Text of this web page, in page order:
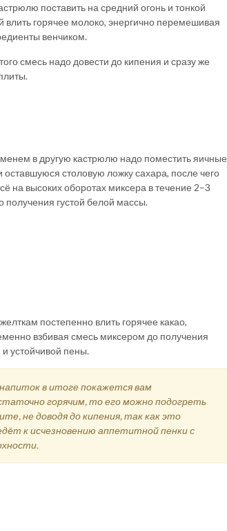
поставить на средний огонь и тонкой
влить горячее молоко, энергично перемешивая
венчиком.
смесь надо довести до кипения и сразу же
в другую кастрюлю надо поместить яичные
оставшуюся столовую ложку сахара, после чего
на высоких оборотах миксера в течение 2–3
получения густой белой массы.
постепенно влить горячее какао,
взбивая смесь миксером до получения
устойчивой пены.
в итоге покажется вам
горячим, то его можно подогреть
не доводя до кипения, так как это
к исчезновению аппетитной пенки с